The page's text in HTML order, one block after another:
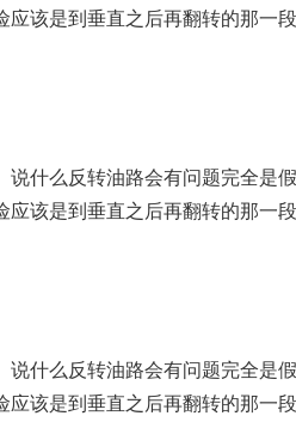
该是到垂直之后再翻转的那一段
什么反转油路会有问题完全是
该是到垂直之后再翻转的那一段
什么反转油路会有问题完全是
该是到垂直之后再翻转的那一段